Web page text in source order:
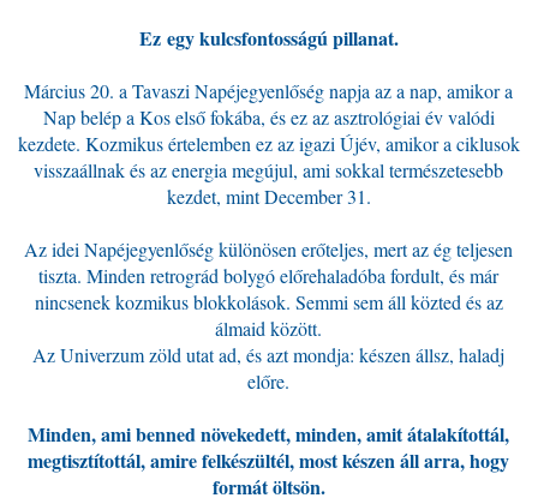
Ez egy kulcsfontosságú pillanat.
Március 20. a Tavaszi Napéjegyenlőség napja az a nap, amikor a
Nap belép a Kos első fokába, és ez az asztrológiai év valódi
kezdete. Kozmikus értelemben ez az igazi Újév, amikor a ciklusok
visszaállnak és az energia megújul, ami sokkal természetesebb
kezdet, mint December 31.
Az idei Napéjegyenlőség különösen erőteljes, mert az ég teljesen
tiszta. Minden retrográd bolygó előrehaladóba fordult, és már
nincsenek kozmikus blokkolások. Semmi sem áll közted és az
álmaid között.
Az Univerzum zöld utat ad, és azt mondja: készen állsz, haladj
előre.
Minden, ami benned növekedett, minden, amit átalakítottál,
megtisztítottál, amire felkészültél, most készen áll arra, hogy
formát öltsön.